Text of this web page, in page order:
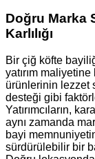
Doğru Marka
Karlılığı
Bir çiğ köfte
yatırım
ürünlerinin lezzet
desteği gibi
Yatırımcıların,
aynı zamanda
bayi
sürdürülebilir bir